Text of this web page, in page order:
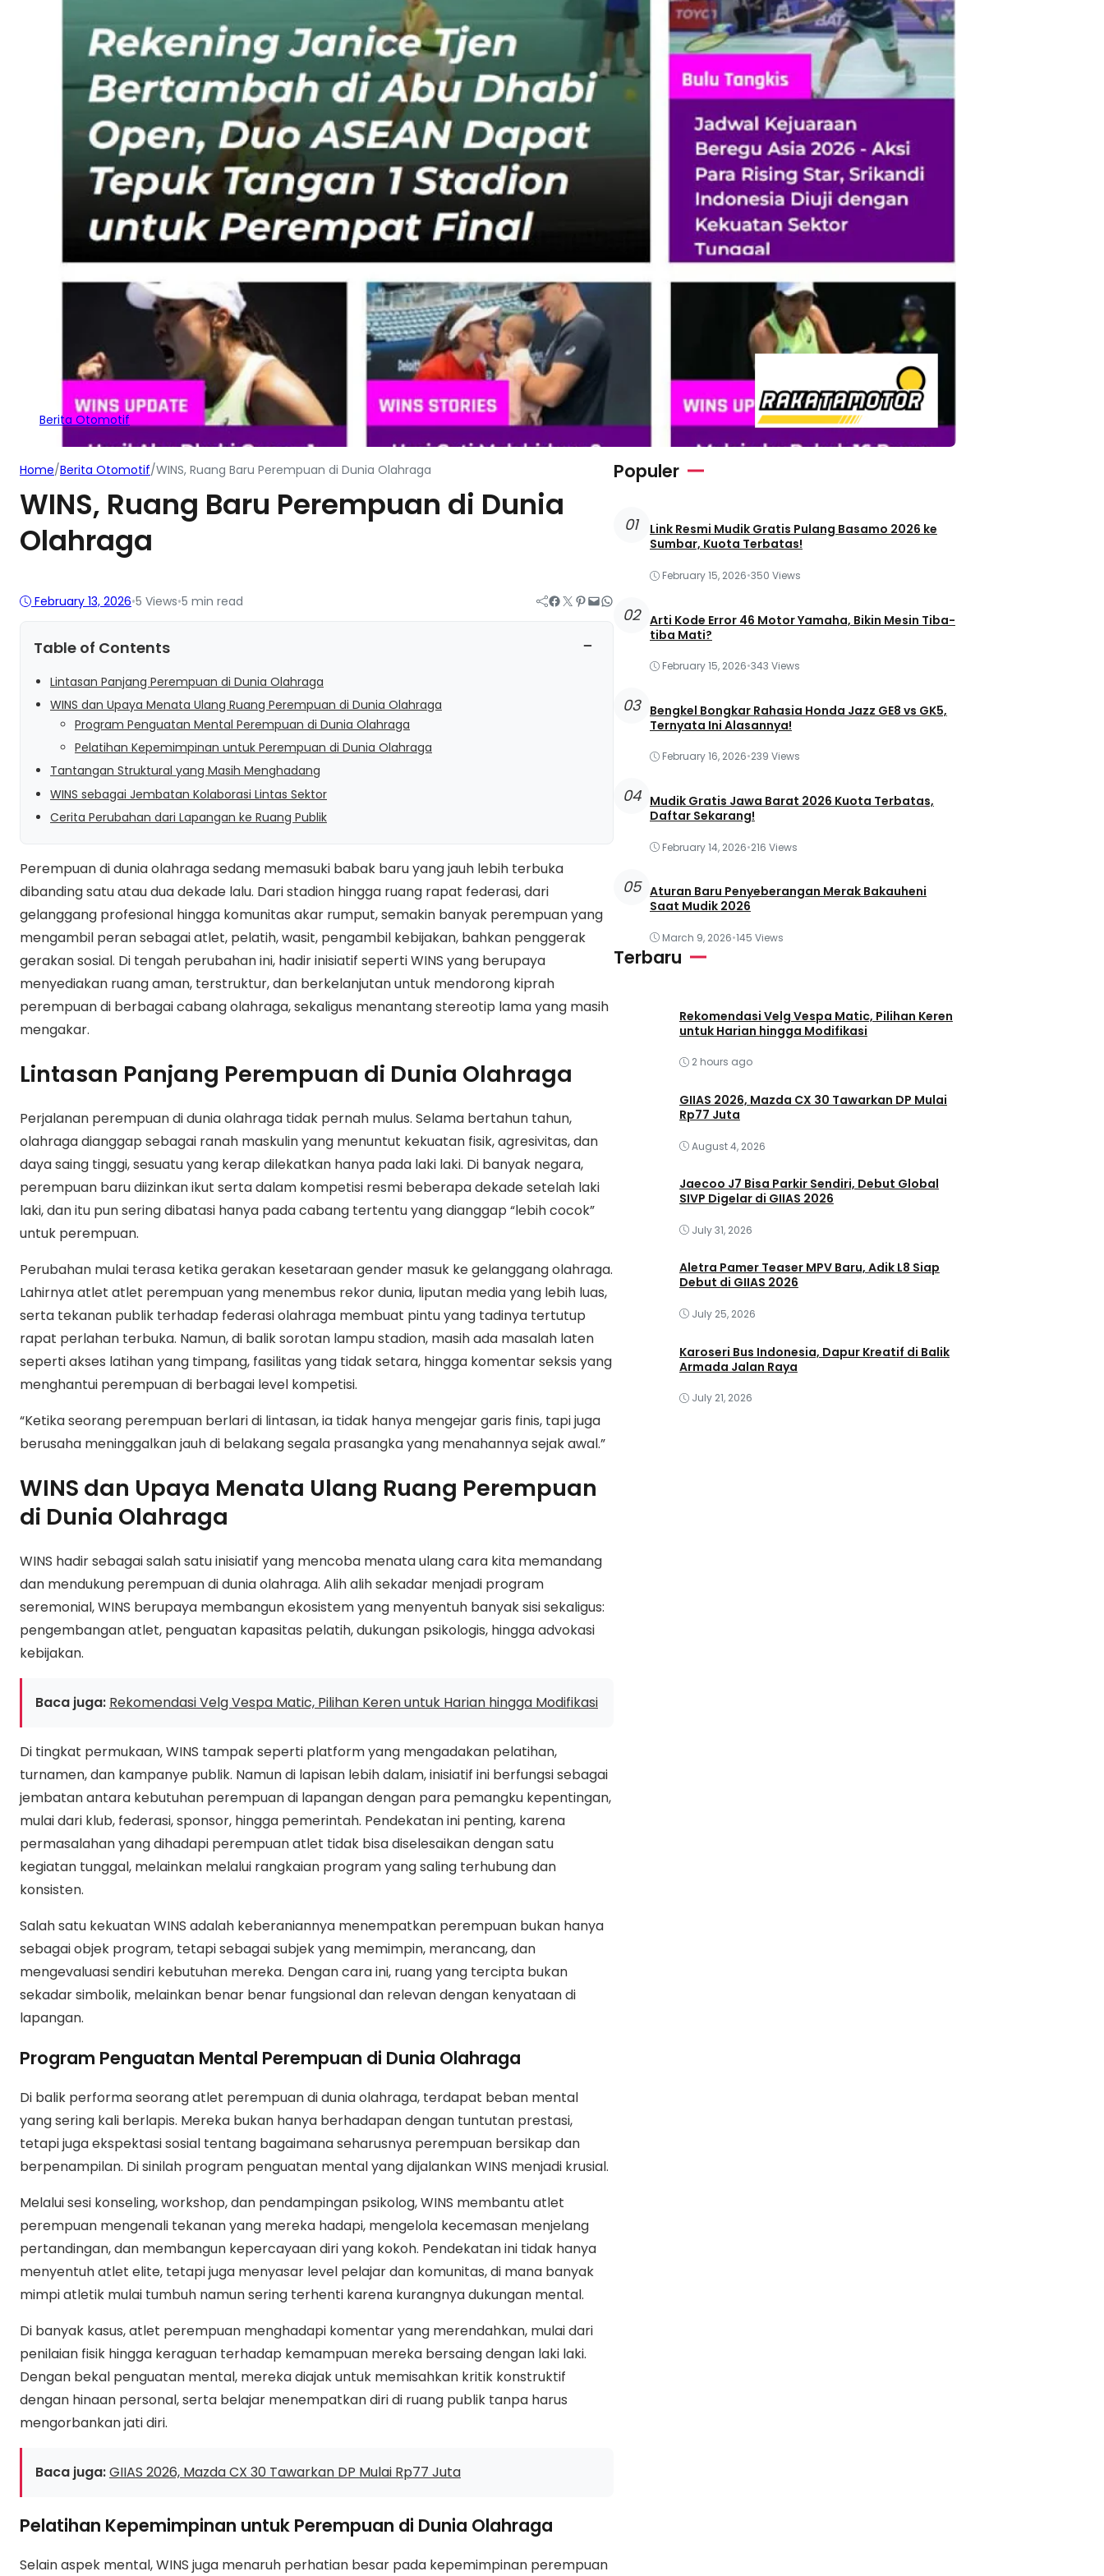
Berita Otomotif
Home/Berita Otomotif/WINS, Ruang Baru Perempuan di Dunia Olahraga
WINS, Ruang Baru Perempuan di Dunia
Olahraga
February 13, 2026•5 Views•5 min read Facebook Twitter Pinterest Mail WhatsApp
Table of Contents −
Lintasan Panjang Perempuan di Dunia Olahraga
WINS dan Upaya Menata Ulang Ruang Perempuan di Dunia Olahraga
Program Penguatan Mental Perempuan di Dunia Olahraga
Pelatihan Kepemimpinan untuk Perempuan di Dunia Olahraga
Tantangan Struktural yang Masih Menghadang
WINS sebagai Jembatan Kolaborasi Lintas Sektor
Cerita Perubahan dari Lapangan ke Ruang Publik
Perempuan di dunia olahraga sedang memasuki babak baru yang jauh lebih terbuka
dibanding satu atau dua dekade lalu. Dari stadion hingga ruang rapat federasi, dari
gelanggang profesional hingga komunitas akar rumput, semakin banyak perempuan yang
mengambil peran sebagai atlet, pelatih, wasit, pengambil kebijakan, bahkan penggerak
gerakan sosial. Di tengah perubahan ini, hadir inisiatif seperti WINS yang berupaya
menyediakan ruang aman, terstruktur, dan berkelanjutan untuk mendorong kiprah
perempuan di berbagai cabang olahraga, sekaligus menantang stereotip lama yang masih
mengakar.
Lintasan Panjang Perempuan di Dunia Olahraga
Perjalanan perempuan di dunia olahraga tidak pernah mulus. Selama bertahun tahun,
olahraga dianggap sebagai ranah maskulin yang menuntut kekuatan fisik, agresivitas, dan
daya saing tinggi, sesuatu yang kerap dilekatkan hanya pada laki laki. Di banyak negara,
perempuan baru diizinkan ikut serta dalam kompetisi resmi beberapa dekade setelah laki
laki, dan itu pun sering dibatasi hanya pada cabang tertentu yang dianggap “lebih cocok”
untuk perempuan.
Perubahan mulai terasa ketika gerakan kesetaraan gender masuk ke gelanggang olahraga.
Lahirnya atlet atlet perempuan yang menembus rekor dunia, liputan media yang lebih luas,
serta tekanan publik terhadap federasi olahraga membuat pintu yang tadinya tertutup
rapat perlahan terbuka. Namun, di balik sorotan lampu stadion, masih ada masalah laten
seperti akses latihan yang timpang, fasilitas yang tidak setara, hingga komentar seksis yang
menghantui perempuan di berbagai level kompetisi.
“Ketika seorang perempuan berlari di lintasan, ia tidak hanya mengejar garis finis, tapi juga
berusaha meninggalkan jauh di belakang segala prasangka yang menahannya sejak awal.”
WINS dan Upaya Menata Ulang Ruang Perempuan
di Dunia Olahraga
WINS hadir sebagai salah satu inisiatif yang mencoba menata ulang cara kita memandang
dan mendukung perempuan di dunia olahraga. Alih alih sekadar menjadi program
seremonial, WINS berupaya membangun ekosistem yang menyentuh banyak sisi sekaligus:
pengembangan atlet, penguatan kapasitas pelatih, dukungan psikologis, hingga advokasi
kebijakan.
Baca juga: Rekomendasi Velg Vespa Matic, Pilihan Keren untuk Harian hingga Modifikasi
Di tingkat permukaan, WINS tampak seperti platform yang mengadakan pelatihan,
turnamen, dan kampanye publik. Namun di lapisan lebih dalam, inisiatif ini berfungsi sebagai
jembatan antara kebutuhan perempuan di lapangan dengan para pemangku kepentingan,
mulai dari klub, federasi, sponsor, hingga pemerintah. Pendekatan ini penting, karena
permasalahan yang dihadapi perempuan atlet tidak bisa diselesaikan dengan satu
kegiatan tunggal, melainkan melalui rangkaian program yang saling terhubung dan
konsisten.
Salah satu kekuatan WINS adalah keberaniannya menempatkan perempuan bukan hanya
sebagai objek program, tetapi sebagai subjek yang memimpin, merancang, dan
mengevaluasi sendiri kebutuhan mereka. Dengan cara ini, ruang yang tercipta bukan
sekadar simbolik, melainkan benar benar fungsional dan relevan dengan kenyataan di
lapangan.
Program Penguatan Mental Perempuan di Dunia Olahraga
Di balik performa seorang atlet perempuan di dunia olahraga, terdapat beban mental
yang sering kali berlapis. Mereka bukan hanya berhadapan dengan tuntutan prestasi,
tetapi juga ekspektasi sosial tentang bagaimana seharusnya perempuan bersikap dan
berpenampilan. Di sinilah program penguatan mental yang dijalankan WINS menjadi krusial.
Melalui sesi konseling, workshop, dan pendampingan psikolog, WINS membantu atlet
perempuan mengenali tekanan yang mereka hadapi, mengelola kecemasan menjelang
pertandingan, dan membangun kepercayaan diri yang kokoh. Pendekatan ini tidak hanya
menyentuh atlet elite, tetapi juga menyasar level pelajar dan komunitas, di mana banyak
mimpi atletik mulai tumbuh namun sering terhenti karena kurangnya dukungan mental.
Di banyak kasus, atlet perempuan menghadapi komentar yang merendahkan, mulai dari
penilaian fisik hingga keraguan terhadap kemampuan mereka bersaing dengan laki laki.
Dengan bekal penguatan mental, mereka diajak untuk memisahkan kritik konstruktif
dengan hinaan personal, serta belajar menempatkan diri di ruang publik tanpa harus
mengorbankan jati diri.
Baca juga:GIIAS 2026, Mazda CX 30 Tawarkan DP Mulai Rp77 Juta
Pelatihan Kepemimpinan untuk Perempuan di Dunia Olahraga
Selain aspek mental, WINS juga menaruh perhatian besar pada kepemimpinan perempuan
Populer
01
Link Resmi Mudik Gratis Pulang Basamo 2026 ke
Sumbar, Kuota Terbatas!
February 15, 2026•350 Views
02 Arti Kode Error 46 Motor Yamaha, Bikin Mesin Tiba-
tiba Mati?
February 15, 2026•343 Views
03
Bengkel Bongkar Rahasia Honda Jazz GE8 vs GK5,
Ternyata Ini Alasannya!
February 16, 2026•239 Views
04
Mudik Gratis Jawa Barat 2026 Kuota Terbatas,
Daftar Sekarang!
February 14, 2026•216 Views
05 Aturan Baru Penyeberangan Merak Bakauheni
Saat Mudik 2026
March 9, 2026•145 Views
Terbaru
Rekomendasi Velg Vespa Matic, Pilihan Keren
untuk Harian hingga Modifikasi
2 hours ago
GIIAS 2026, Mazda CX 30 Tawarkan DP Mulai
Rp77 Juta
August 4, 2026
Jaecoo J7 Bisa Parkir Sendiri, Debut Global
SIVP Digelar di GIIAS 2026
July 31, 2026
Aletra Pamer Teaser MPV Baru, Adik L8 Siap
Debut di GIIAS 2026
July 25, 2026
Karoseri Bus Indonesia, Dapur Kreatif di Balik
Armada Jalan Raya
July 21, 2026